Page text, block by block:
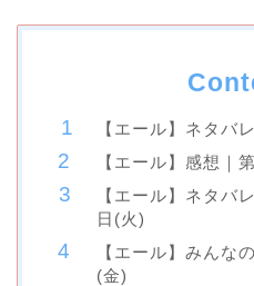
【エール】ネタ
【エール】感想
【エール】ネタ
日(火)
【エール】みん
(金)